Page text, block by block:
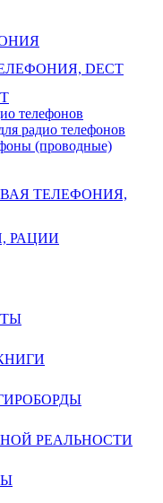
DECT
телефонов
радио телефонов
(проводные)
ТЕЛЕФОНИЯ,
РАЦИИ
РЕАЛЬНОСТИ